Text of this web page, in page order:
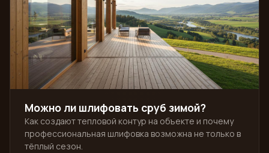
Можно ли шлифовать сруб зимой?
Как создают тепловой контур на объекте и почему
профессиональная шлифовка возможна не только в
тёплый сезон.